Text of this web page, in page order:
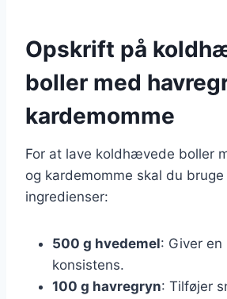
Opskrift på
boller med
kardemomme
For at lave koldhævede boller
og kardemomme skal du
ingredienser:
500 g hvedemel: Giver
konsistens.
100 g havregryn: Tilføjer